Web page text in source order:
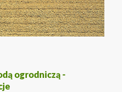
ogrodniczą -